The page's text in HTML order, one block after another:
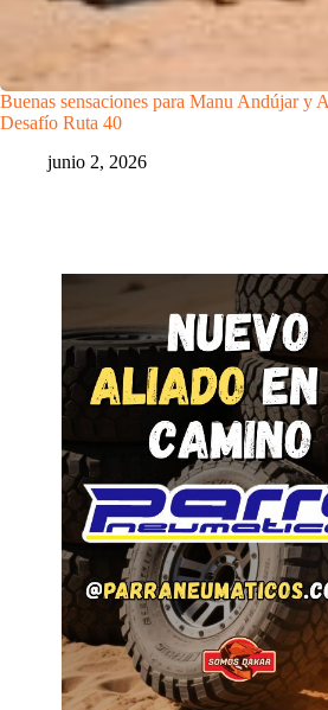
Buenas sensaciones para Manu Andújar y
Desafío Ruta 40
junio 2, 2026